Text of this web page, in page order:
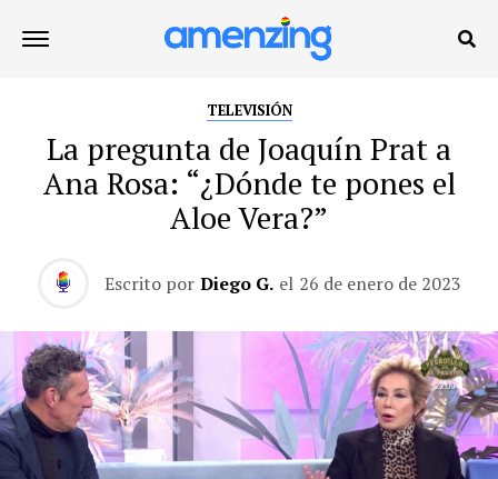
TELEVISIÓN
La pregunta de Joaquín Prat a
Ana Rosa: “¿Dónde te pones el
Aloe Vera?”
Escrito por Diego G. el 26 de enero de 2023